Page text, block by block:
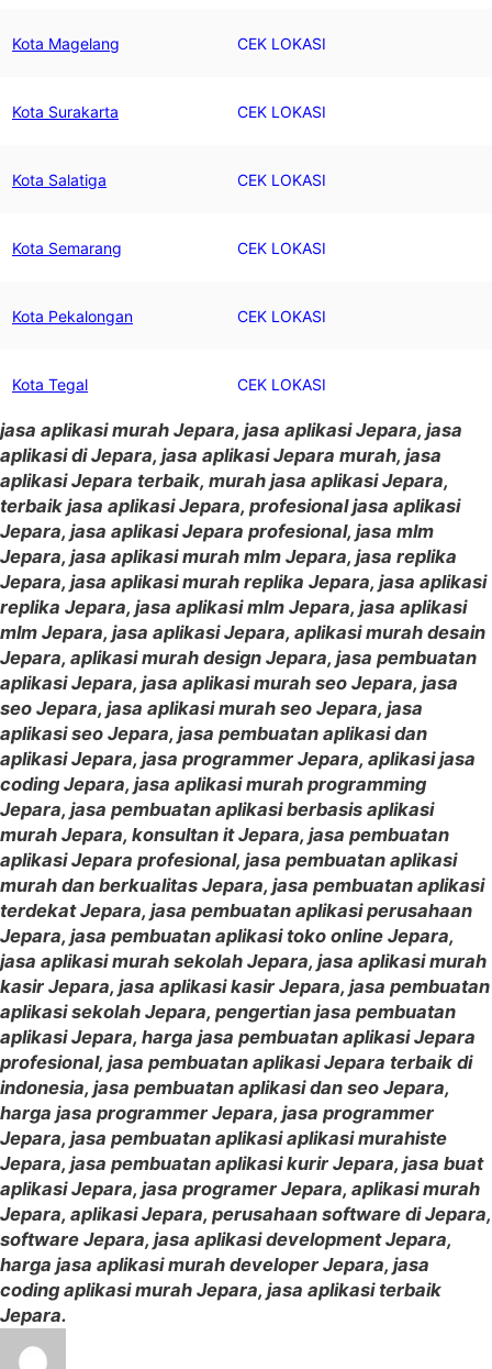
Kota Magelang CEK LOKASI
Kota Surakarta CEK LOKASI
Kota Salatiga CEK LOKASI
Kota Semarang CEK LOKASI
Kota Pekalongan CEK LOKASI
Kota Tegal CEK LOKASI
jasa aplikasi murah Jepara, jasa aplikasi Jepara, jasa
aplikasi di Jepara, jasa aplikasi Jepara murah, jasa
aplikasi Jepara terbaik, murah jasa aplikasi Jepara,
terbaik jasa aplikasi Jepara, profesional jasa aplikasi
Jepara, jasa aplikasi Jepara profesional, jasa mlm
Jepara, jasa aplikasi murah mlm Jepara, jasa replika
Jepara, jasa aplikasi murah replika Jepara, jasa aplikasi
replika Jepara, jasa aplikasi mlm Jepara, jasa aplikasi
mlm Jepara, jasa aplikasi Jepara, aplikasi murah desain
Jepara, aplikasi murah design Jepara, jasa pembuatan
aplikasi Jepara, jasa aplikasi murah seo Jepara, jasa
seo Jepara, jasa aplikasi murah seo Jepara, jasa
aplikasi seo Jepara, jasa pembuatan aplikasi dan
aplikasi Jepara, jasa programmer Jepara, aplikasi jasa
coding Jepara, jasa aplikasi murah programming
Jepara, jasa pembuatan aplikasi berbasis aplikasi
murah Jepara, konsultan it Jepara, jasa pembuatan
aplikasi Jepara profesional, jasa pembuatan aplikasi
murah dan berkualitas Jepara, jasa pembuatan aplikasi
terdekat Jepara, jasa pembuatan aplikasi perusahaan
Jepara, jasa pembuatan aplikasi toko online Jepara,
jasa aplikasi murah sekolah Jepara, jasa aplikasi murah
kasir Jepara, jasa aplikasi kasir Jepara, jasa pembuatan
aplikasi sekolah Jepara, pengertian jasa pembuatan
aplikasi Jepara, harga jasa pembuatan aplikasi Jepara
profesional, jasa pembuatan aplikasi Jepara terbaik di
indonesia, jasa pembuatan aplikasi dan seo Jepara,
harga jasa programmer Jepara, jasa programmer
Jepara, jasa pembuatan aplikasi aplikasi murahiste
Jepara, jasa pembuatan aplikasi kurir Jepara, jasa buat
aplikasi Jepara, jasa programer Jepara, aplikasi murah
Jepara, aplikasi Jepara, perusahaan software di Jepara,
software Jepara, jasa aplikasi development Jepara,
harga jasa aplikasi murah developer Jepara, jasa
coding aplikasi murah Jepara, jasa aplikasi terbaik
Jepara.